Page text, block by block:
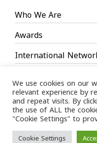
Who We Are
Awards
International
Privacy Policy/ LIMS ©
We use cookies on our
relevant experience by
and repeat visits. By
the use of ALL the
"Cookie Settings" to
Cookie Settings